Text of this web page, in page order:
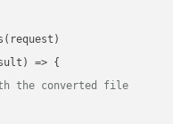
) => {
the converted file